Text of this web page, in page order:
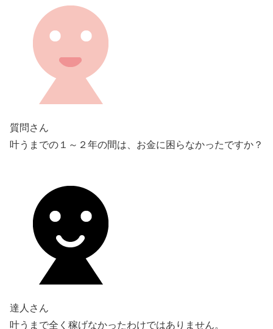
質問さん
叶うまでの１～２年の間は、お金に困らなかったですか？
達人さん
叶うまで全く稼げなかったわけではありません。